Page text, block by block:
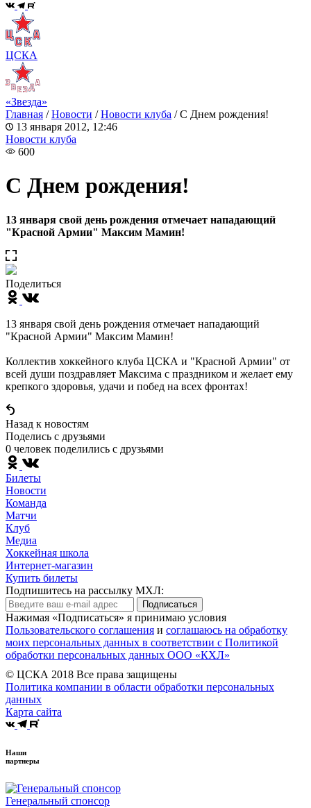
ЦСКА
«Звезда»
Главная /Новости /Новости клуба /С Днем рождения!
13 января 2012, 12:46
Новости клуба
600
С Днем рождения!
13 января свой день рождения отмечает нападающий
"Красной Армии" Максим Мамин!
Поделиться
13 января свой день рождения отмечает нападающий
"Красной Армии" Максим Мамин!
Коллектив хоккейного клуба ЦСКА и "Красной Армии" от
всей души поздравляет Максима с праздником и желает ему
крепкого здоровья, удачи и побед на всех фронтах!
Назад к новостям
Поделись c друзьями
0 человек поделились c друзьями
Билеты
Новости
Команда
Матчи
Клуб
Медиа
Хоккейная школа
Интернет-магазин
Купить билеты
Подпишитесь на рассылку МХЛ:
Подписаться
Нажимая «Подписаться» я принимаю условия
Пользовательского соглашения и соглашаюсь на обработку
моих персональных данных в соответствии с Политикой
обработки персональных данных ООО «КХЛ»
© ЦСКА 2018 Все права защищены
Политика компании в области обработки персональных
данных
Карта сайта
Наши
партнеры
Генеральный спонсор